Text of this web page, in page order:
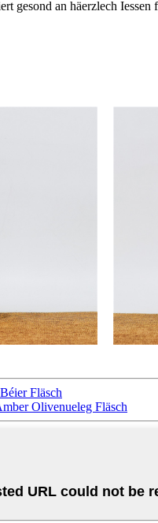
gesond an häerzlech
Fläsch
Olivenueleg Fläsch